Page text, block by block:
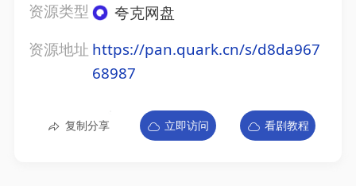
资源类型
夸克网盘
资源地址 https://pan.quark.cn/s/d8da967
68987
复制分享 立即访问 看剧教程